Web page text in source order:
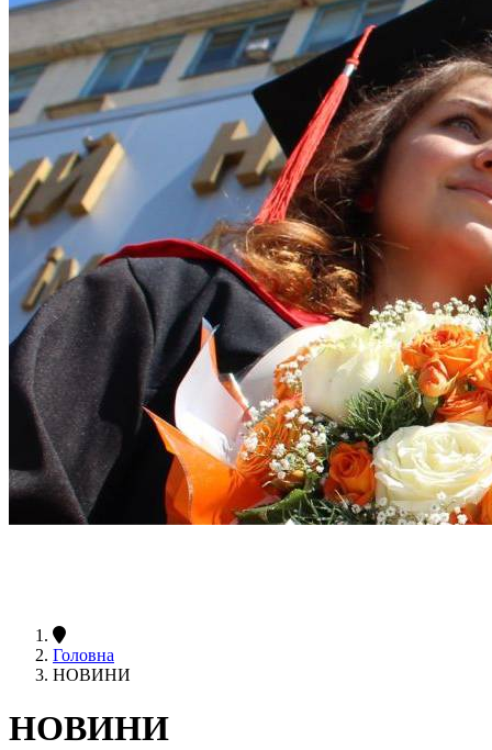
Головна
НОВИНИ
НОВИНИ